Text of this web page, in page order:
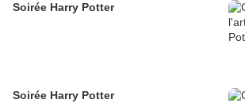
Soirée Harry Potter
Soirée Harry Potter